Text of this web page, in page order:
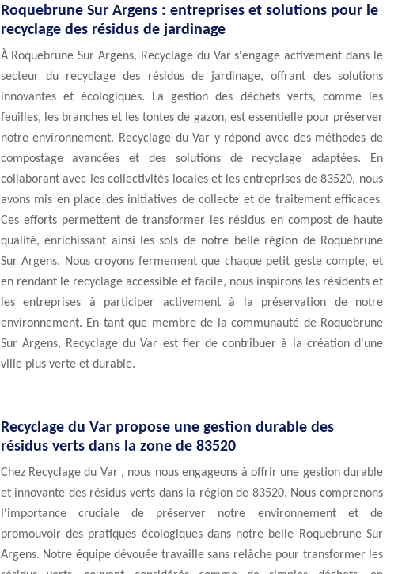
Roquebrune Sur Argens : entreprises et solutions pour le
recyclage des résidus de jardinage
À Roquebrune Sur Argens, Recyclage du Var s'engage activement dans le
secteur du recyclage des résidus de jardinage, offrant des solutions
innovantes et écologiques. La gestion des déchets verts, comme les
feuilles, les branches et les tontes de gazon, est essentielle pour préserver
notre environnement. Recyclage du Var y répond avec des méthodes de
compostage avancées et des solutions de recyclage adaptées. En
collaborant avec les collectivités locales et les entreprises de 83520, nous
avons mis en place des initiatives de collecte et de traitement efficaces.
Ces efforts permettent de transformer les résidus en compost de haute
qualité, enrichissant ainsi les sols de notre belle région de Roquebrune
Sur Argens. Nous croyons fermement que chaque petit geste compte, et
en rendant le recyclage accessible et facile, nous inspirons les résidents et
les entreprises à participer activement à la préservation de notre
environnement. En tant que membre de la communauté de Roquebrune
Sur Argens, Recyclage du Var est fier de contribuer à la création d'une
ville plus verte et durable.
Recyclage du Var propose une gestion durable des
résidus verts dans la zone de 83520
Chez Recyclage du Var , nous nous engageons à offrir une gestion durable
et innovante des résidus verts dans la région de 83520. Nous comprenons
l'importance cruciale de préserver notre environnement et de
promouvoir des pratiques écologiques dans notre belle Roquebrune Sur
Argens. Notre équipe dévouée travaille sans relâche pour transformer les